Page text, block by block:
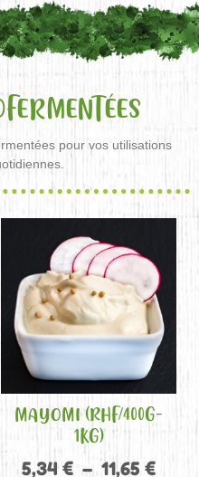
pour vos utilisations
MAYOMI (RHF/400G-
1KG)
5,34 € – 11,65 €